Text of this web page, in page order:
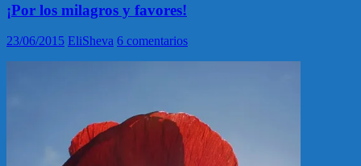
¡Por los milagros y favores!
23/06/2015 EliSheva 6 comentarios